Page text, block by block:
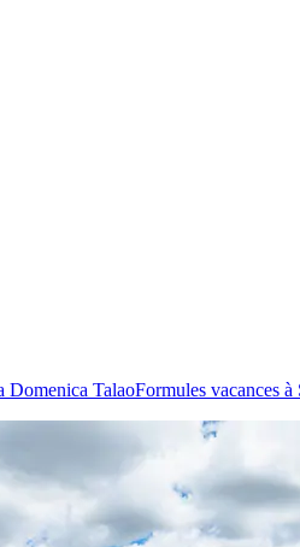
Domenica TalaoFormules vacances